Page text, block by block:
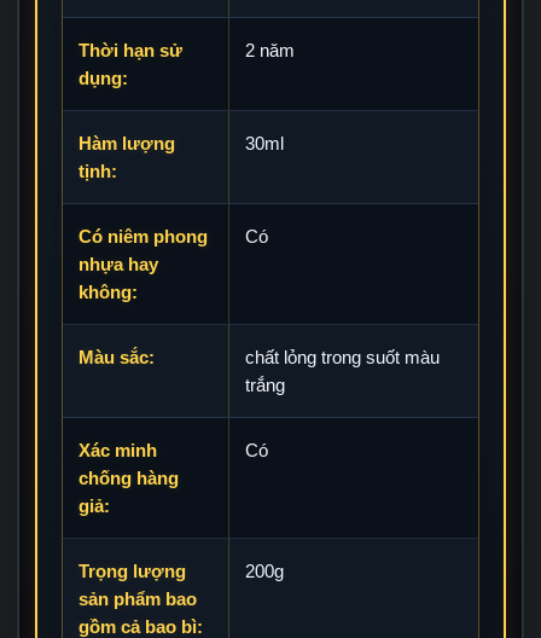
Thời hạn sử
dụng:
2 năm
Hàm lượng
tịnh:
30ml
Có niêm phong
nhựa hay
không:
Có
Màu sắc:
chất lỏng trong suốt màu
trắng
Xác minh
chống hàng
giả:
Có
Trọng lượng
sản phẩm bao
gồm cả bao bì:
200g